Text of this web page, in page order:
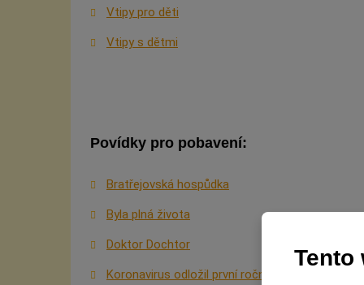
Vtipy pro děti
Vtipy s dětmi
Povídky pro pobavení:
Bratřejovská hospůdka
Byla plná života
Doktor Dochtor
Koronavirus odložil první ročník fokejbalu
Tento